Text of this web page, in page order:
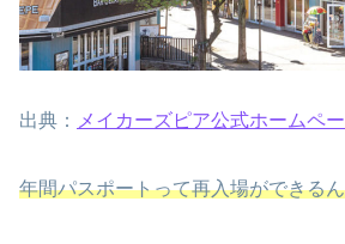
出典： メイカーズピア公式ホームペ
年間パスポートって再入場ができる